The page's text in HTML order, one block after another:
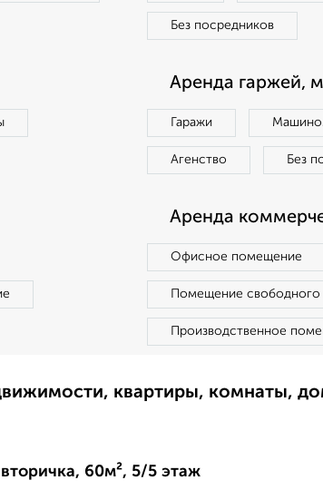
Без посредников
Аренда гаржей,
Гаражи
Агенство Без
Аренда
Офисное помещение
Помещение свободного
Производственное
квартиры, комнаты,
60м², 5/5 этаж